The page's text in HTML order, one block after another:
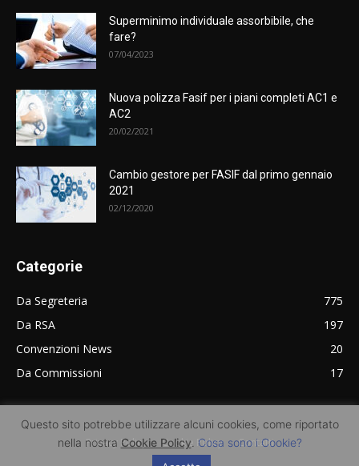
Superminimo individuale assorbibile, che
fare?
07/04/2023
Nuova polizza Fasif per i piani completi AC1 e
AC2
20/02/2021
Cambio gestore per FASIF dal primo gennaio
2021
02/12/2020
Categorie
Da Segreteria
775
Da RSA
197
Convenzioni News
20
Da Commissioni
17
Privacy Policy Cookie Policy Contatti
Questo sito potrebbe utilizzare alcuni cookies, come riportato
nella nostra Cookie Policy. Cosa sono i Cookie?